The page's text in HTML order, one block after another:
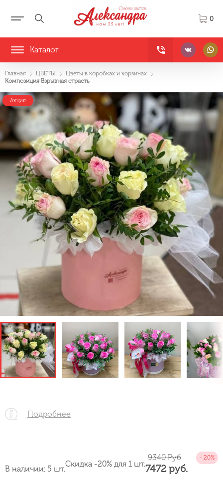
0
Каталог
Главная ЦВЕТЫ
Цветы в коробках и корзинах
Композиция Взрывная страсть
Акция
Акция
Акция
Акция
Акция
Акция
Подробнее
В наличии: 5 шт.
Скидка -20% для 1 шт.7472 руб.
9340 Руб